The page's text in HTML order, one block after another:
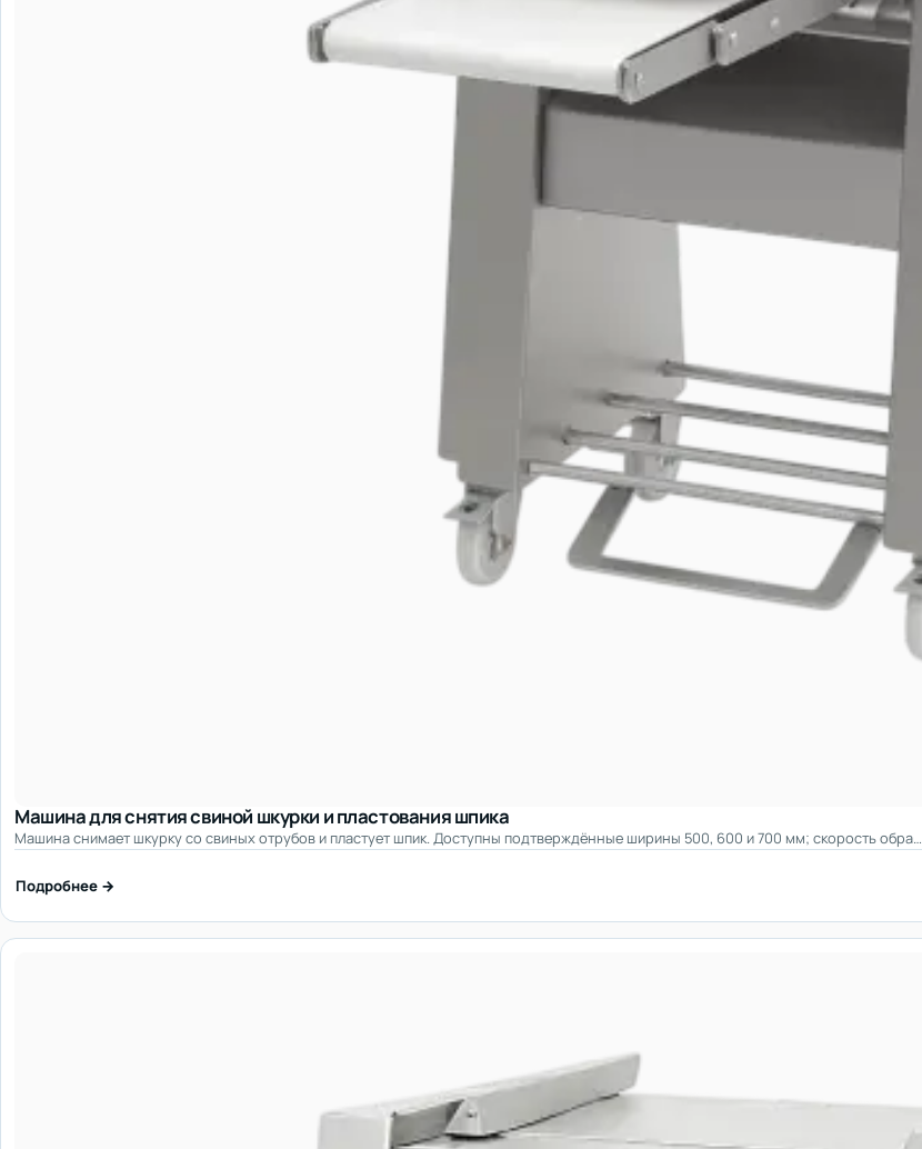
Машина для снятия свиной шкурки и пластования шпика
Машина снимает шкурку со свиных отрубов и пластует шпик. Доступны подтверждённые ширины 500, 600 и 700 мм; скорость обра…
Подробнее →